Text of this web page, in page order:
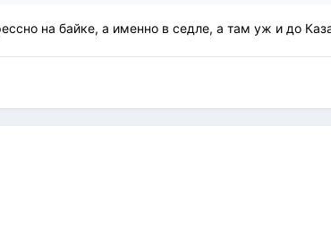
на байке, а именно в седле, а там уж и до